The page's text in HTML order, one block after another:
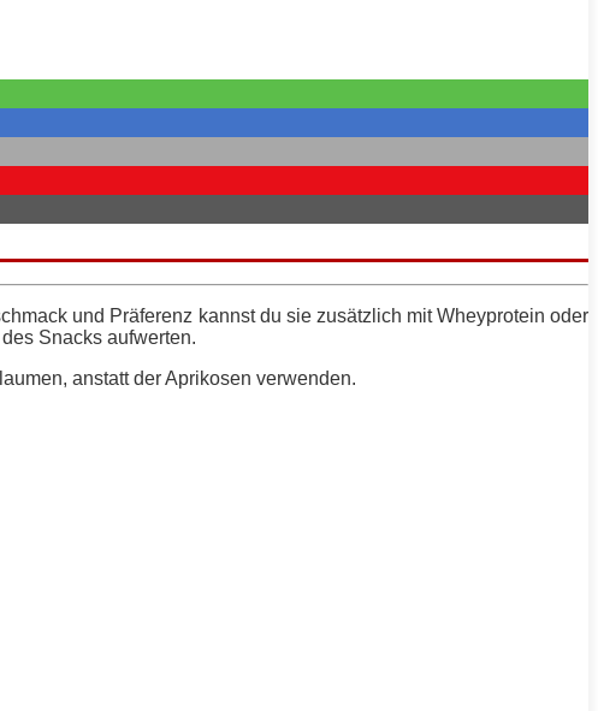
und Präferenz kannst du sie zusätzlich mit Wheyprotein oder
Snacks aufwerten.
anstatt der Aprikosen verwenden.